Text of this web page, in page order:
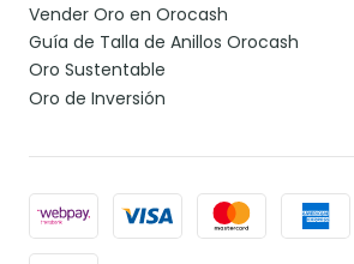
Vender Oro en Orocash
Guía de Talla de Anillos Orocash
Oro Sustentable
Oro de Inversión